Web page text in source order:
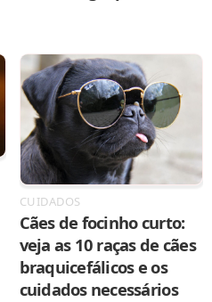
CUIDADOS
Cães de focinho curto:
veja as 10 raças de cães
braquicefálicos e os
cuidados necessários